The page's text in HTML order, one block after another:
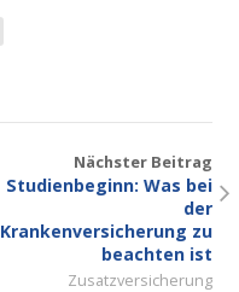
Nächster Beitrag
Studienbeginn: Was bei
der
Krankenversicherung zu
beachten ist
Zusatzversicherung